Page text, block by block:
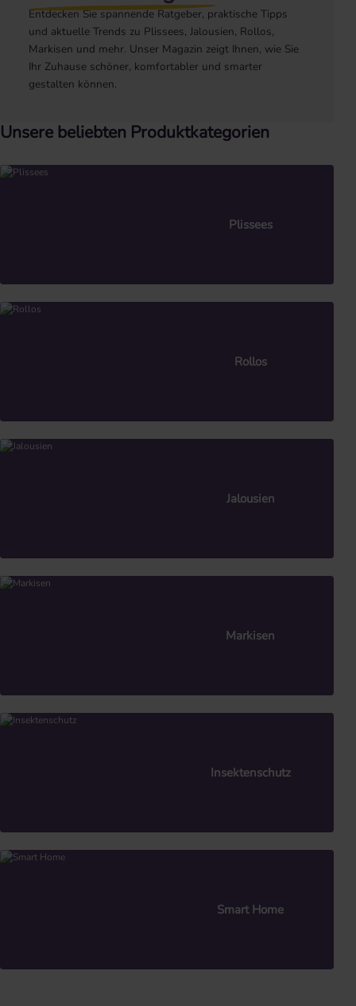
Entdecken Sie spannende Ratgeber, praktische Tipps
und aktuelle Trends zu Plissees, Jalousien, Rollos,
Markisen und mehr. Unser Magazin zeigt Ihnen, wie Sie
Ihr Zuhause schöner, komfortabler und smarter
gestalten können.
Unsere beliebten Produktkategorien
Plissees
Rollos
Jalousien
Markisen
Insektenschutz
Smart Home